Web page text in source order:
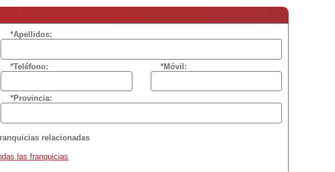
*Apellidos:
*Teléfono: *Móvil:
*Provincia:
relacionadas
las franquicias